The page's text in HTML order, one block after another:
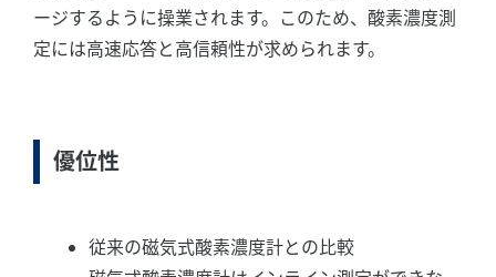
ージするように操業されます。このため、酸素濃度測
定には高速応答と高信頼性が求められます。
優位性
従来の磁気式酸素濃度計との比較